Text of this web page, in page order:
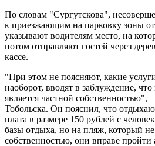
По словам "Сургутскова",
к приезжающим на парковку зоны
указывают водителям место, на
потом отправляют гостей через
кассе.
"При этом не поясняют, какие
наоборот, вводят в заблуждение,
является частной собственностью",
Тобольска. Он пояснил, что
плата в размере 150 рублей с
базы отдыха, но на пляж, который не
собственностью, они вправе пройти